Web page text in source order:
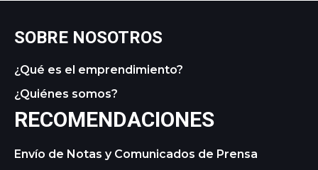
SOBRE NOSOTROS
¿Qué es el emprendimiento?
¿Quiénes somos?
RECOMENDACIONES
Envío de Notas y Comunicados de Prensa